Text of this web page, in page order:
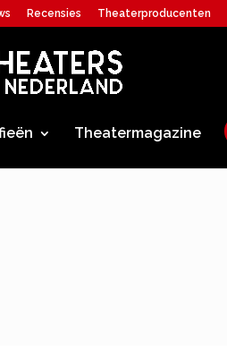
Recensies Theaterproducenten
Theatermagazine